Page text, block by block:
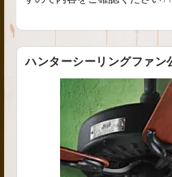
ハンターシーリングファン